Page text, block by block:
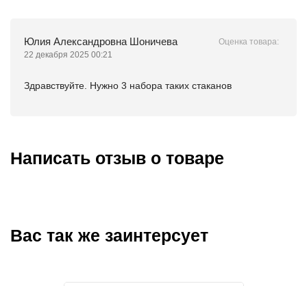
Юлия Александровна Шоничева
22 декабря 2025 00:21
Оценка товара:
Здравствуйте. Нужно 3 набора таких стаканов
Написать отзыв о товаре
Вас так же заинтерсует